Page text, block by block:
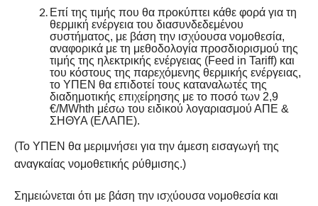
Επί της τιμής που θα προκύπτει κάθε φορά για τη
θερμική ενέργεια του διασυνδεδεμένου
συστήματος, με βάση την ισχύουσα νομοθεσία,
αναφορικά με τη μεθοδολογία προσδιορισμού της
τιμής της ηλεκτρικής ενέργειας (Feed in Tariff) και
του κόστους της παρεχόμενης θερμικής ενέργειας,
το ΥΠΕΝ θα επιδοτεί τους καταναλωτές της
διαδημοτικής επιχείρησης με το ποσό των 2,9
€/MWhth μέσω του ειδικού λογαριασμού ΑΠΕ &
ΣΗΘΥΑ (ΕΛΑΠΕ).
(Το ΥΠΕΝ θα μεριμνήσει για την άμεση εισαγωγή της
αναγκαίας νομοθετικής ρύθμισης.)
Σημειώνεται ότι με βάση την ισχύουσα νομοθεσία και